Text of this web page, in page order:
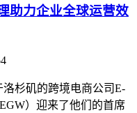
助力企业全球运营效
杉矶的跨境电商公司E-
EGW）迎来了他们的首席